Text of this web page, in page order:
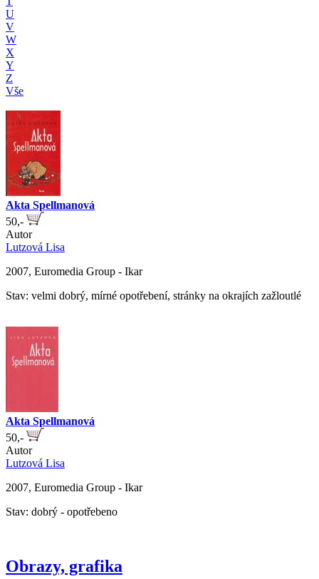
U
V
W
X
Y
Z
Vše
Akta Spellmanová
50,-
Autor
Lutzová Lisa
2007, Euromedia Group - Ikar
Stav: velmi dobrý, mírné opotřebení, stránky na okrajích zažloutlé
Akta Spellmanová
50,-
Autor
Lutzová Lisa
2007, Euromedia Group - Ikar
Stav: dobrý - opotřebeno
Obrazy, grafika